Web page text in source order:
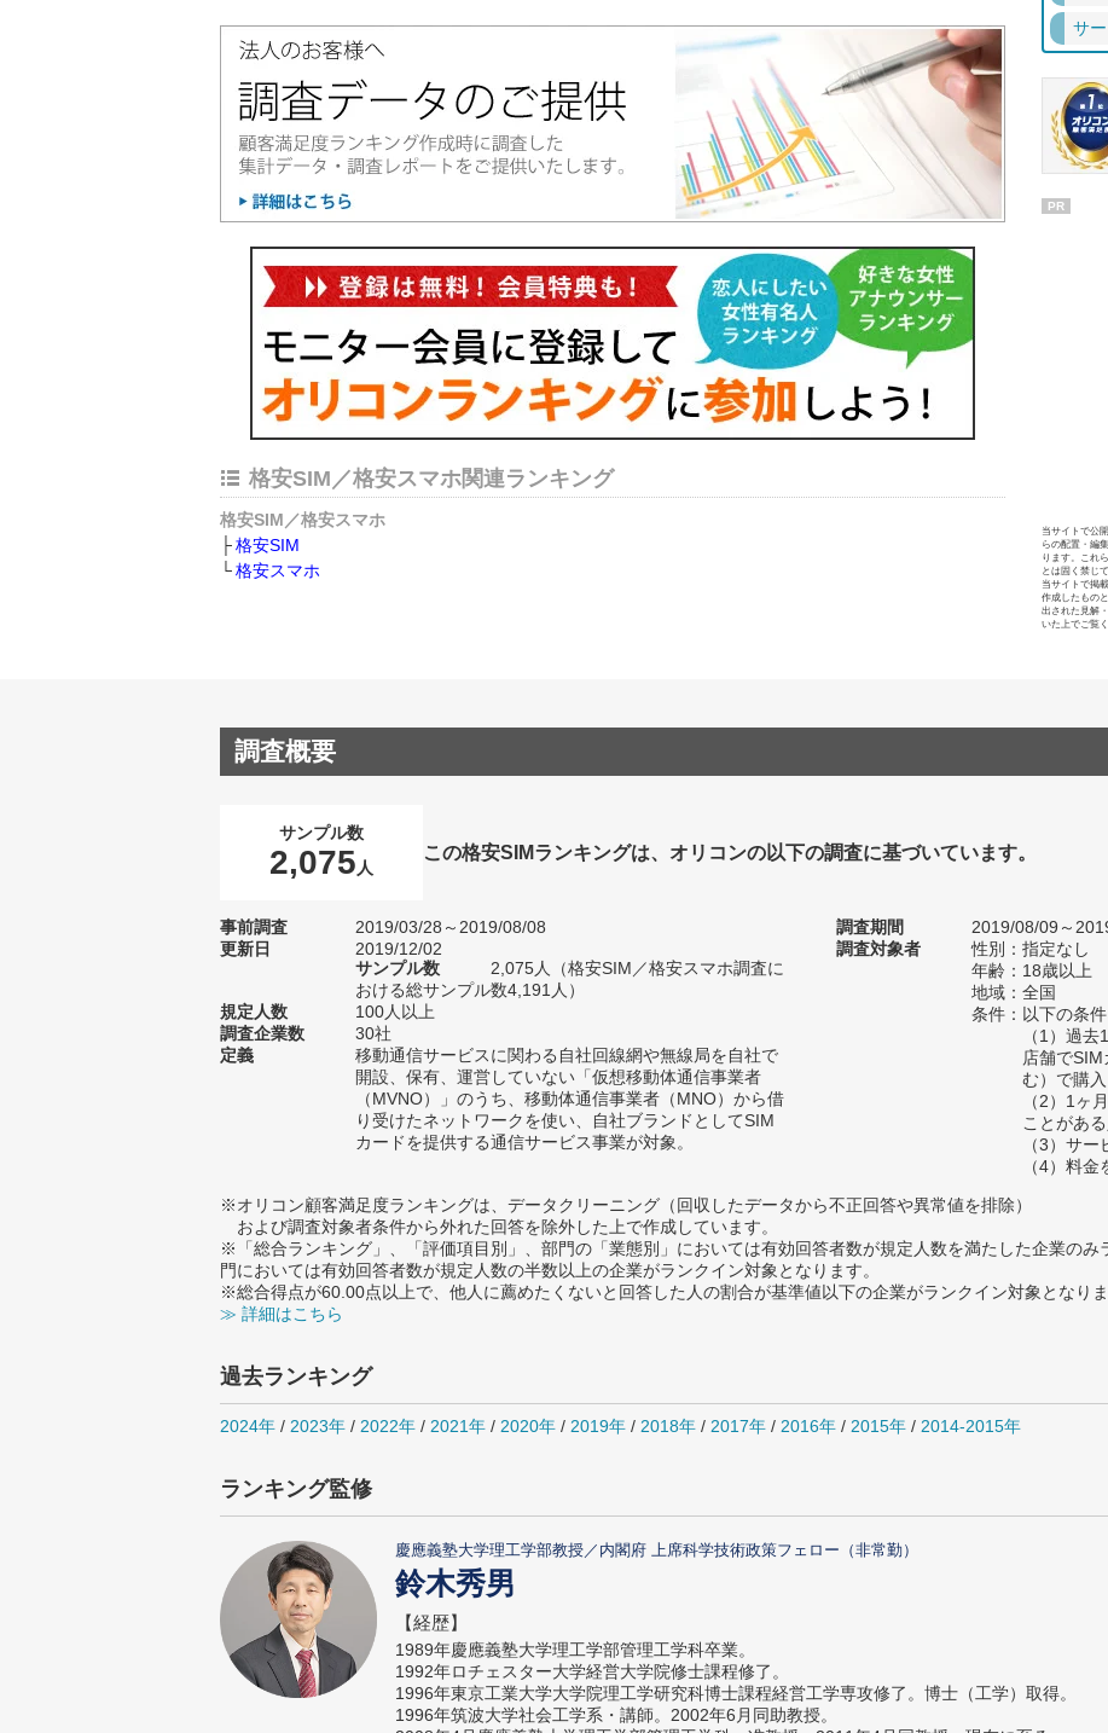
格安SIM／格安スマホ関連ランキング
格安SIM／格安スマホ
格安SIM
格安スマホ
サ
PR
当サイトで公
らの配置・編
ります。これ
とは固く禁じ
当サイトで掲
作成したもの
出された見解
いた上でご覧く
調査概要
サンプル数
2,075 人
この格安SIMランキングは、オリコンの以下の調査に基づいています。
事前調査
2019/03/28～2019/08/08
更新日
2019/12/02
サンプル数
2,075人（格安SIM／格安スマホ調査に
おける総サンプル数4,191人）
規定人数
100人以上
調査企業数
30社
定義
移動通信サービスに関わる自社回線網や無線局を自社で
開設、保有、運営していない「仮想移動体通信事業者
（MVNO）」のうち、移動体通信事業者（MNO）から借
り受けたネットワークを使い、自社ブランドとしてSIM
カードを提供する通信サービス事業が対象。
調査期間
2019/08/09～
調査対象者
性別：指定なし
年齢：18歳以上
地域：全国
条件：以下の条
（1）過
店舗で
む）で購
（2）1ヶ
ことがある
（3）サ
（4）料
※オリコン顧客満足度ランキングは、データクリーニング（回収したデータから不正回答や異常値を排除）
および調査対象者条件から外れた回答を除外した上で作成しています。
※「総合ランキング」、「評価項目別」、部門の「業態別」においては有効回答者数が規定人数を満たした企業のみ
門においては有効回答者数が規定人数の半数以上の企業がランクイン対象となります。
※総合得点が60.00点以上で、他人に薦めたくないと回答した人の割合が基準値以下の企業がランクイン対象となりま
≫ 詳細はこちら
過去ランキング
2024年 / 2023年 / 2022年 / 2021年 / 2020年 / 2019年 / 2018年 / 2017年 / 2016年 / 2015年 / 2014-2015年
ランキング監修
慶應義塾大学理工学部教授／内閣府 上席科学技術政策フェロー（非常勤）
鈴木秀男
【経歴】
1989年慶應義塾大学理工学部管理工学科卒業。
1992年ロチェスター大学経営大学院修士課程修了。
1996年東京工業大学大学院理工学研究科博士課程経営工学専攻修了。博士（工学）取得。
1996年筑波大学社会工学系・講師。2002年6月同助教授。